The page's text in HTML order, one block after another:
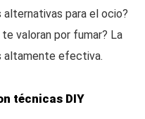
para el ocio?
valoran por fumar? La
altamente efectiva.
técnicas DIY